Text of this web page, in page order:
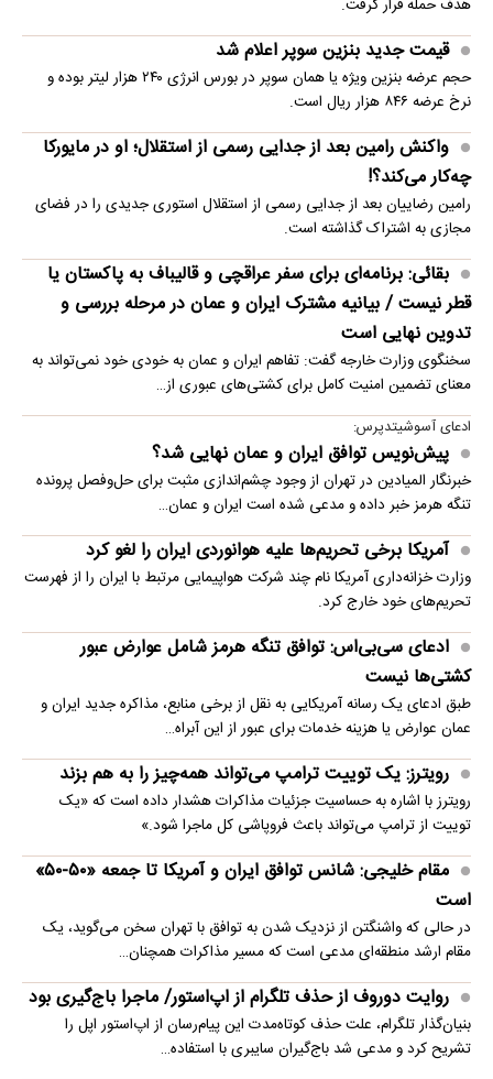
هدف حمله قرار گرفت.
قیمت جدید بنزین سوپر اعلام شد
حجم عرضه بنزین ویژه یا همان سوپر در بورس انرژی ۲۴۰ هزار لیتر بوده و
نرخ عرضه ۸۴۶ هزار ریال است.
واکنش رامین بعد از جدایی رسمی از استقلال؛ او در مایورکا
چه‌کار می‌کند؟!
رامین رضاییان بعد از جدایی رسمی از استقلال استوری جدیدی را در فضای
مجازی به اشتراک گذاشته است.
بقائی: برنامه‌ای برای سفر عراقچی و قالیباف به پاکستان یا
قطر نیست / بیانیه مشترک ایران و عمان در مرحله بررسی و
تدوین نهایی است
سخنگوی وزارت خارجه گفت: تفاهم ایران و عمان به خودی خود نمی‌تواند به
معنای تضمین امنیت کامل برای کشتی‌های عبوری از…
ادعای آسوشیتدپرس:
پیش‌نویس توافق ایران و عمان نهایی شد؟
خبرنگار المیادین در تهران از وجود چشم‌اندازی مثبت برای حل‌وفصل پرونده
تنگه هرمز خبر داده و مدعی شده است ایران و عمان…
آمریکا برخی تحریم‌ها علیه هوانوردی ایران را لغو کرد
وزارت خزانه‌داری آمریکا نام چند شرکت هواپیمایی مرتبط با ایران را از فهرست
تحریم‌های خود خارج کرد.
ادعای سی‌بی‌اس: توافق تنگه هرمز شامل عوارض عبور
کشتی‌ها نیست
طبق ادعای یک رسانه آمریکایی به نقل از برخی منابع، مذاکره جدید ایران و
عمان عوارض یا هزینه خدمات برای عبور از این آبراه…
رویترز: یک توییت ترامپ می‌تواند همه‌چیز را به هم بزند
رویترز با اشاره به حساسیت جزئیات مذاکرات هشدار داده است که «یک
توییت از ترامپ می‌تواند باعث فروپاشی کل ماجرا شود.»
مقام خلیجی: شانس توافق ایران و آمریکا تا جمعه «۵۰-۵۰»
است
در حالی که واشنگتن از نزدیک شدن به توافق با تهران سخن می‌گوید، یک
مقام ارشد منطقه‌ای مدعی است که مسیر مذاکرات همچنان…
روایت دوروف از حذف تلگرام از اپ‌استور/ ماجرا باج‌گیری بود
بنیان‌گذار تلگرام، علت حذف کوتاه‌مدت این پیام‌رسان از اپ‌استور اپل را
تشریح کرد و مدعی شد باج‌گیران سایبری با استفاده…